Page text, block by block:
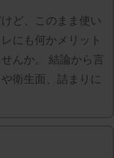
ど、このまま使い
にも何かメリット
んか。 結論から言
衛生面、詰まりに